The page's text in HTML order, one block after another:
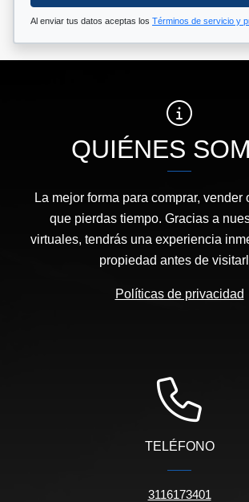
Al enviar tus datos aceptas los Términos de servicio y
QUIÉNES
La mejor forma para comprar, vender
que pierdas tiempo. Gracias a
virtuales, tendrás una experiencia
propiedad antes de
Políticas de privacidad
TELÉFONO
3116173401